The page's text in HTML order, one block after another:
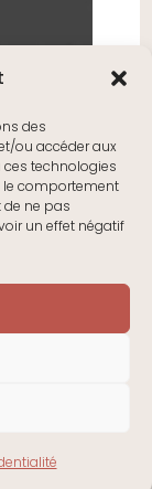
des
ou accéder aux
technologies
le comportement
de ne pas
un effet négatif